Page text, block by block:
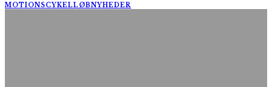
MOTIONSCYKELLØBNYHEDER